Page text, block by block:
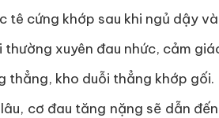
tê cứng khớp sau khi ngủ dậy
thường xuyên đau nhức, cảm
thẳng, kho duỗi thẳng khớp gối.
cơ đau tăng nặng sẽ dẫn